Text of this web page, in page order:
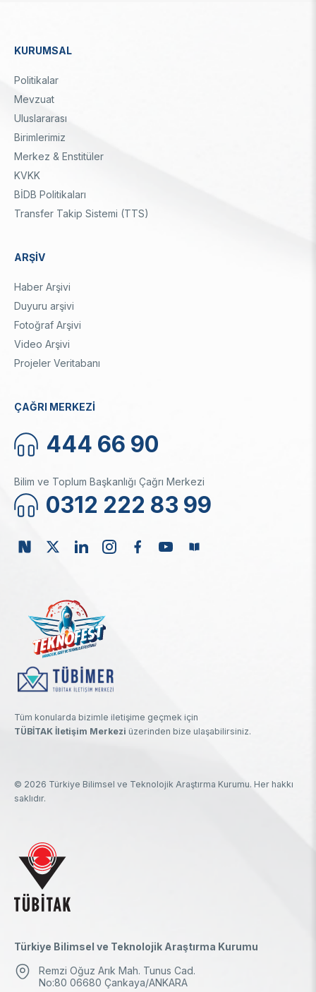
Dipnot
KURUMSAL
Politikalar
Mevzuat
Uluslararası
Birimlerimiz
Merkez & Enstitüler
KVKK
BİDB Politikaları
Transfer Takip Sistemi (TTS)
ARŞİV
Haber Arşivi
Duyuru arşivi
Fotoğraf Arşivi
Video Arşivi
Projeler Veritabanı
ÇAĞRI MERKEZİ
444 66 90
Bilim ve Toplum Başkanlığı Çağrı Merkezi
0312 222 83 99
Tüm konularda bizimle iletişime geçmek için
TÜBİTAK İletişim Merkezi üzerinden bize ulaşabilirsiniz.
© 2026 Türkiye Bilimsel ve Teknolojik Araştırma Kurumu. Her hakkı
saklıdır.
Türkiye Bilimsel ve Teknolojik Araştırma Kurumu
Remzi Oğuz Arık Mah. Tunus Cad.
No:80 06680 Çankaya/ANKARA